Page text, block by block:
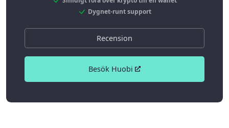
Dygnet-runt support
Recension
Besök Huobi